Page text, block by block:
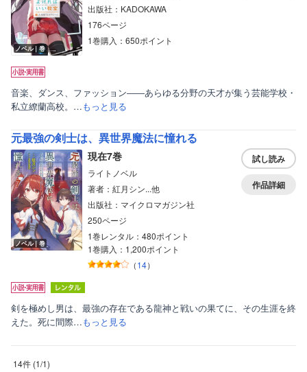
ノベル｜巻
出版社：KADOKAWA
176ページ
1巻購入：650ポイント
音楽、ダンス、ファッション――あらゆる分野の天才が集う芸能学校・
私立繚蘭高校。…もっと見る
元最強の剣士は、異世界魔法に憧れる
ノベル｜巻
現在7巻
ライトノベル
著者：紅月シン...他
出版社：マイクロマガジン社
250ページ
1巻レンタル：480ポイント
1巻購入：1,200ポイント
（14）
試し読み
作品詳細
剣を極めし男は、最強の存在である龍神と戦いの果てに、その生涯を終
えた。死に間際…もっと見る
14件 (1/1)